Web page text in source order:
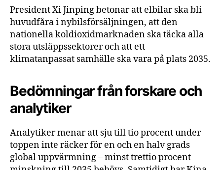
President Xi Jinping betonar att elbilar ska bli
huvudfåra i nybilsförsäljningen, att den
nationella koldioxidmarknaden ska täcka alla
stora utsläppssektorer och att ett
klimatanpassat samhälle ska vara på plats 2035.
Bedömningar från forskare och
analytiker
Analytiker menar att sju till tio procent under
toppen inte räcker för en och en halv grads
global uppvärmning – minst trettio procent